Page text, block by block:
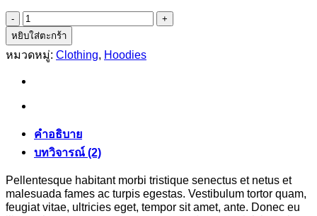
จำนวน
Happy
Ninja
หยิบใส่ตะกร้า
หมวดหมู่: Clothing, Hoodies
คำอธิบาย
บทวิจารณ์ (2)
Pellentesque habitant morbi tristique senectus et netus et
malesuada fames ac turpis egestas. Vestibulum tortor quam,
feugiat vitae, ultricies eget, tempor sit amet, ante. Donec eu